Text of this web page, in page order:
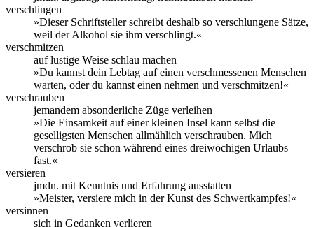
verschlingen
»Dieser Schriftsteller schreibt deshalb so verschlungene Sätze,
weil der Alkohol sie ihm verschlingt.«
verschmitzen
auf lustige Weise schlau machen
»Du kannst dein Lebtag auf einen verschmessenen Menschen
warten, oder du kannst einen nehmen und verschmitzen!«
verschrauben
jemandem absonderliche Züge verleihen
»Die Einsamkeit auf einer kleinen Insel kann selbst die
geselligsten Menschen allmählich verschrauben. Mich
verschrob sie schon während eines dreiwöchigen Urlaubs
fast.«
versieren
jmdn. mit Kenntnis und Erfahrung ausstatten
»Meister, versiere mich in der Kunst des Schwertkampfes!«
versinnen
sich in Gedanken verlieren